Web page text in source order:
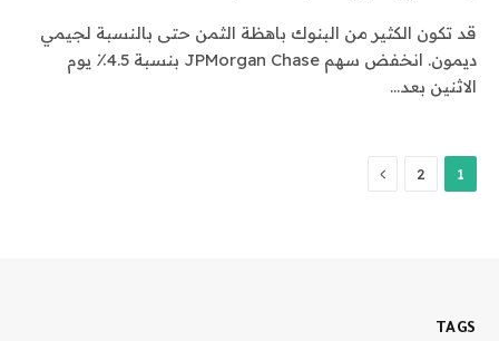
قد تكون الكثير من البنوك باهظة الثمن حتى بالنسبة لجيمي
ديمون. انخفض سهم JPMorgan Chase بنسبة 4.5٪ يوم
الاثنين بعد…
1
2 التالي
TAGS